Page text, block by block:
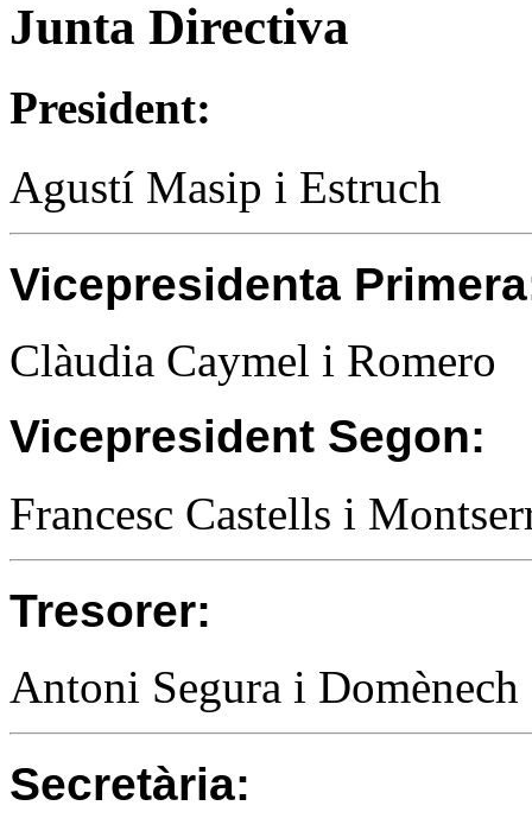
Junta Directiva
President:
Agustí Masip i Estruch
Vicepresidenta
Clàudia Caymel i Romero
Vicepresident Segon:
Francesc Castells i
Tresorer:
Antoni Segura i Domènech
Secretària: